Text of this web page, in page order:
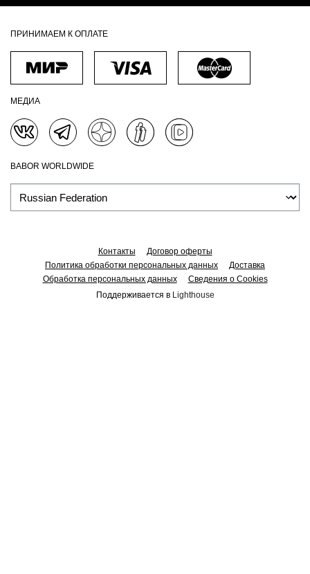
ПРИНИМАЕМ К ОПЛАТЕ
МЕДИА
BABOR WORLDWIDE
Контакты
Договор оферты
Политика обработки персональных данных
Доставка
Обработка персональных данных
Сведения о Cookies
Поддерживается в Lighthouse